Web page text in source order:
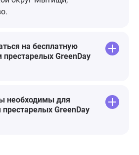
на бесплатную
GreenDay
необходимы для
GreenDay